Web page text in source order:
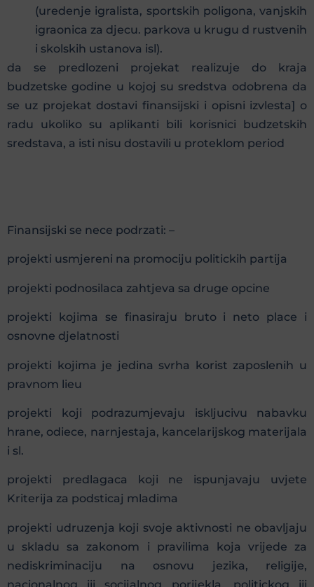
(uredenje igralista, sportskih poligona, vanjskih
igraonica za djecu. parkova u krugu d rustvenih
i skolskih ustanova isl).
da se predlozeni projekat realizuje do kraja
budzetske godine u kojoj su sredstva odobrena da
se uz projekat dostavi finansijski i opisni izvlesta] o
radu ukoliko su aplikanti bili korisnici budzetskih
sredstava, a isti nisu dostavili u proteklom period
Finansijski se nece podrzati: –
projekti usmjereni na promociju politickih partija
projekti podnosilaca zahtjeva sa druge opcine
projekti kojima se finasiraju bruto i neto place i
osnovne djelatnosti
projekti kojima je jedina svrha korist zaposlenih u
pravnom lieu
projekti koji podrazumjevaju iskljucivu nabavku
hrane, odiece, narnjestaja, kancelarijskog materijala
i sl.
projekti predlagaca koji ne ispunjavaju uvjete
Kriterija za podsticaj mladima
projekti udruzenja koji svoje aktivnosti ne obavljaju
u skladu sa zakonom i pravilima koja vrijede za
nediskriminaciju na osnovu jezika, religije,